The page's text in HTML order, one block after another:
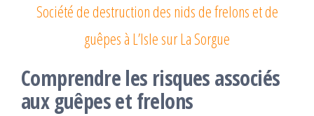
Société de destruction des nids de frelons et de
guêpes à L’Isle sur La Sorgue
Comprendre les risques associés
aux guêpes et frelons